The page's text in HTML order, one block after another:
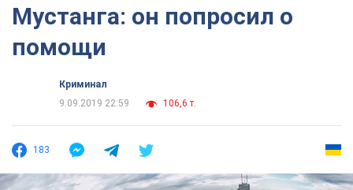
Мустанга: он попросил о
помощи
Криминал
9.09.2019 22:59
106,6 т.
183